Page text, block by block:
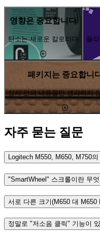
영향은 중요합니다
탄소는 새로운 칼로리다 플
패키지는 중요합니
상자 안의 내용물만 생각하지
자주 묻는 질문
Logitech M550, M650, M750
"SmartWheel" 스크롤이란 무
서로 다른 크기(M650 대 M650
정말로 "저소음 클릭" 기능이